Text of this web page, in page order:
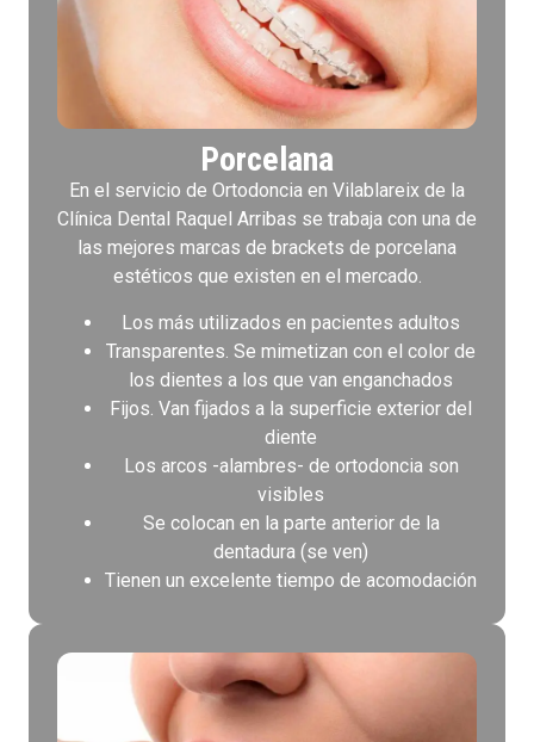
Porcelana
En el servicio de Ortodoncia en Vilablareix de la
Clínica Dental Raquel Arribas se trabaja con una de
las mejores marcas de brackets de porcelana
estéticos que existen en el mercado.
Los más utilizados en pacientes adultos
Transparentes. Se mimetizan con el color de
los dientes a los que van enganchados
Fijos. Van fijados a la superficie exterior del
diente
Los arcos -alambres- de ortodoncia son
visibles
Se colocan en la parte anterior de la
dentadura (se ven)
Tienen un excelente tiempo de acomodación